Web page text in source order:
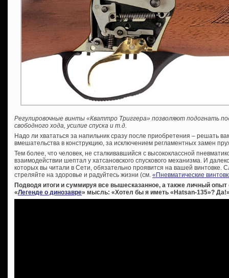
Регулировочные винты «Кваттро Триггера» позволяют подогнать
свободного хода, усилие спуска и т.д.
Надо ли хвататься за напильник сразу после приобретения – решать
вмешательства в конструкцию, за исключением регламентных замен
Тем более, что человек, не сталкивавшийся с высококлассной
взаимодействии шептал у хатсановского спускового механизма. И
которых вы читали в Сети, обязательно проявится на вашей винтовке.
стреляйте на здоровье и радуйтесь жизни (см. «Пневматические
Подводя итоги и суммируя все вышесказанное, а также личный
«Легенде о динозавре» мысль: «Хотел бы я иметь « Hatsan-135»?